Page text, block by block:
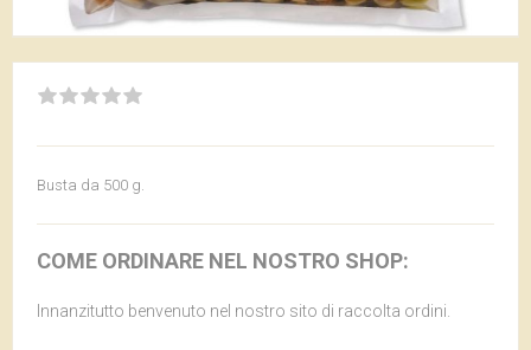
Busta da 500 g.
COME ORDINARE NEL NOSTRO SHOP:
Innanzitutto benvenuto nel nostro sito di raccolta ordini.